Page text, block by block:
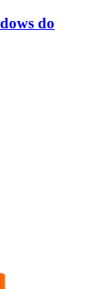
do